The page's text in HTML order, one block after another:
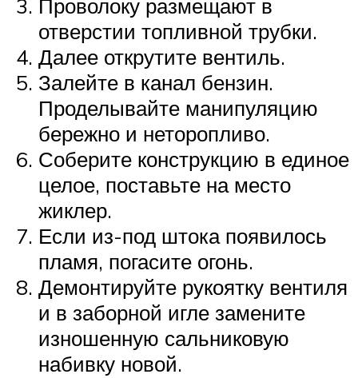
Проволоку размещают в
отверстии топливной трубки.
Далее открутите вентиль.
Залейте в канал бензин.
Проделывайте манипуляцию
бережно и неторопливо.
Соберите конструкцию в единое
целое, поставьте на место
жиклер.
Если из-под штока появилось
пламя, погасите огонь.
Демонтируйте рукоятку вентиля
и в заборной игле замените
изношенную сальниковую
набивку новой.